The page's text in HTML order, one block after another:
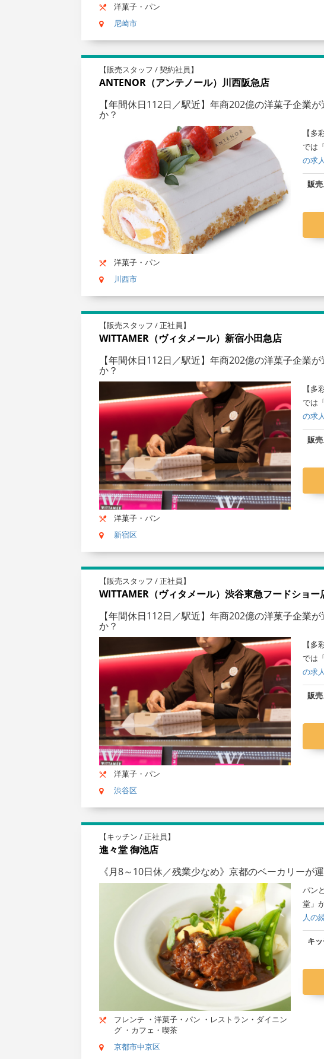
洋菓子・パン
尼崎市
【販売スタッフ / 契約社員】
ANTENOR（アンテノール）川西阪急店
【年間休日112日／駅近】年商202億の洋菓子企業
か？
洋菓子・パン
川西市
【
では
の求
販
【販売スタッフ / 正社員】
WITTAMER（ヴィタメール）新宿小田急店
【年間休日112日／駅近】年商202億の洋菓子企業
か？
洋菓子・パン
新宿区
【
では
の求
販
【販売スタッフ / 正社員】
WITTAMER（ヴィタメール）渋谷東急フードショー
【年間休日112日／駅近】年商202億の洋菓子企業
か？
洋菓子・パン
渋谷区
【
では
の求
販
【キッチン / 正社員】
進々堂 御池店
《月8～10日休／残業少なめ》京都のベーカリーが
フレンチ ・洋菓子・パン ・レストラン・ダイニン
グ ・カフェ・喫茶
京都市中京区
パン
堂」
人の
キ